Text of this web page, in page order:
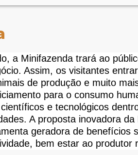
a Minifazenda trará ao
Assim, os visitantes
de produção e muito
para o consumo
e tecnológicos
A proposta inovadora
geradora de benefícios
bem estar ao produtor